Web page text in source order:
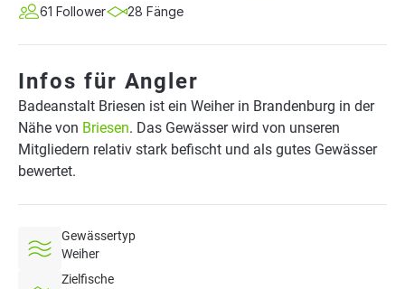
61 Follower 28 Fänge
Infos für Angler
Badeanstalt Briesen ist ein Weiher in Brandenburg in der
Nähe von Briesen. Das Gewässer wird von unseren
Mitgliedern relativ stark befischt und als gutes Gewässer
bewertet.
Gewässertyp
Weiher
Zielfische